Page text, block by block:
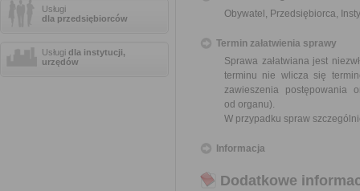
Usługi
dla przedsiębiorców
Usługi dla instytucji,
urzędów
Obywatel, Przedsiębiorca,
Termin załatwienia sprawy
Sprawa załatwiana jest
terminu nie wlicza się
zawieszenia postępowania
od organu).
W przypadku spraw
Informacja
Dodatkowe